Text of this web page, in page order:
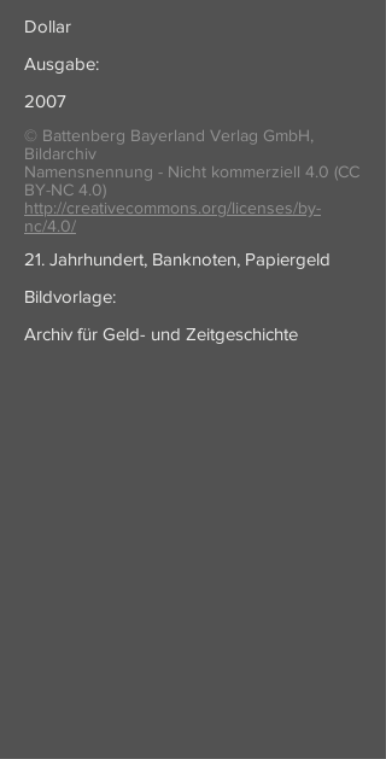
Dollar
Ausgabe:
2007
© Battenberg Bayerland Verlag GmbH,
Bildarchiv
Namensnennung - Nicht kommerziell 4.0 (CC
BY-NC 4.0)
http://creativecommons.org/licenses/by-
nc/4.0/
21. Jahrhundert, Banknoten, Papiergeld
Bildvorlage:
Archiv für Geld- und Zeitgeschichte